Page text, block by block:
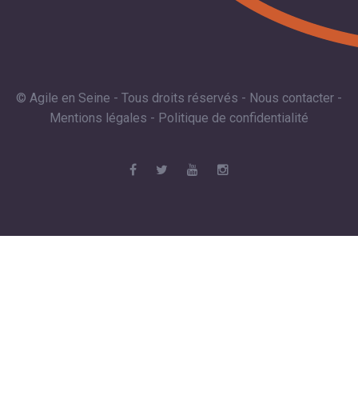
© Agile en Seine - Tous droits réservés - Nous contacter -
Mentions légales - Politique de confidentialité